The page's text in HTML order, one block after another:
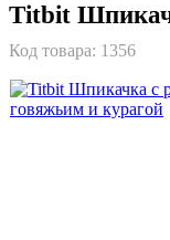
Titbit
Код товара: 1356